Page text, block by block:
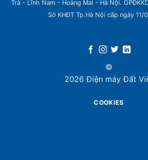
Trà - Lĩnh Nam - Hoàng Mai - Hà Nội.
Sở KHĐT Tp.Hà Nội cấp ngày 11/
©
2026 Điện máy Đất
COOKIES